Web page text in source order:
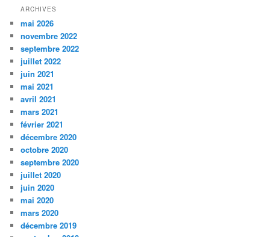
ARCHIVES
mai 2026
novembre 2022
septembre 2022
juillet 2022
juin 2021
mai 2021
avril 2021
mars 2021
février 2021
décembre 2020
octobre 2020
septembre 2020
juillet 2020
juin 2020
mai 2020
mars 2020
décembre 2019